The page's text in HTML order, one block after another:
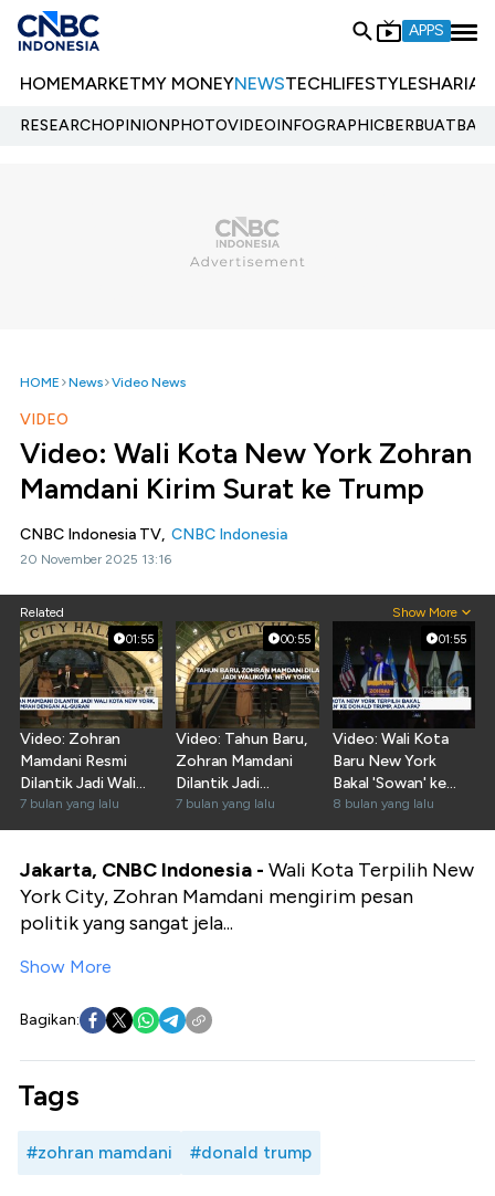
APPS
HOMEMARKETMY MONEYNEWSTECHLIFESTYLESHARIA
RESEARCHOPINIONPHOTOVIDEOINFOGRAPHIC
HOME News Video News
VIDEO
Video: Wali Kota New York Zohran
Mamdani Kirim Surat ke Trump
CNBC Indonesia TV, CNBC Indonesia
20 November 2025 13:16
Related Show More
01:55
Video: Zohran
Mamdani Resmi
Dilantik Jadi Wali
Kota New York
7 bulan yang lalu
00:55
Video: Tahun Baru,
Zohran Mamdani
Dilantik Jadi
Walikota New York
7 bulan yang lalu
01:55
Video: Wali Kota
Baru New York
Bakal 'Sowan' ke
Donald Trump, Ada
Apa?
8 bulan yang lalu
Jakarta, CNBC Indonesia - Wali Kota Terpilih New
York City, Zohran Mamdani mengirim pesan
politik yang sangat jela...
Show More
Bagikan:
Tags
#zohran mamdani #donald trump